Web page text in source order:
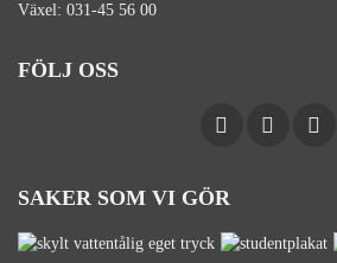
Växel: 031-45 56 00
FÖLJ OSS
SAKER SOM VI GÖR